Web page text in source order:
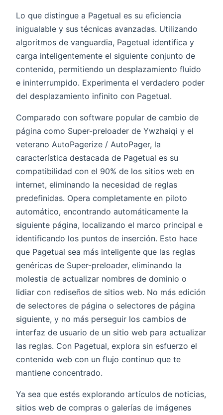
Lo que distingue a Pagetual es su eficiencia
inigualable y sus técnicas avanzadas. Utilizando
algoritmos de vanguardia, Pagetual identifica y
carga inteligentemente el siguiente conjunto de
contenido, permitiendo un desplazamiento fluido
e ininterrumpido. Experimenta el verdadero poder
del desplazamiento infinito con Pagetual.
Comparado con software popular de cambio de
página como Super-preloader de Ywzhaiqi y el
veterano AutoPagerize / AutoPager, la
característica destacada de Pagetual es su
compatibilidad con el 90% de los sitios web en
internet, eliminando la necesidad de reglas
predefinidas. Opera completamente en piloto
automático, encontrando automáticamente la
siguiente página, localizando el marco principal e
identificando los puntos de inserción. Esto hace
que Pagetual sea más inteligente que las reglas
genéricas de Super-preloader, eliminando la
molestia de actualizar nombres de dominio o
lidiar con rediseños de sitios web. No más edición
de selectores de página o selectores de página
siguiente, y no más perseguir los cambios de
interfaz de usuario de un sitio web para actualizar
las reglas. Con Pagetual, explora sin esfuerzo el
contenido web con un flujo continuo que te
mantiene concentrado.
Ya sea que estés explorando artículos de noticias,
sitios web de compras o galerías de imágenes